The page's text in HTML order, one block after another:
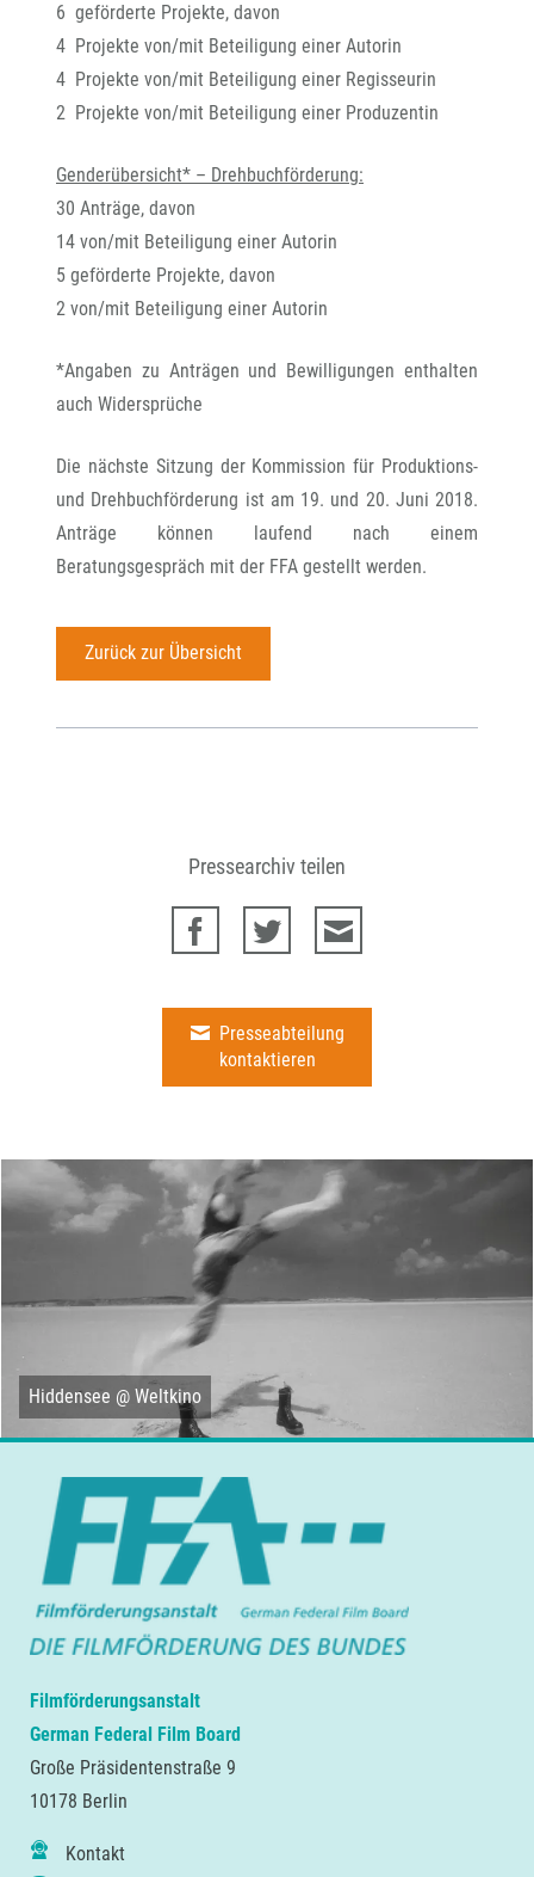
6 geförderte Projekte, davon
4 Projekte von/mit Beteiligung einer Autorin
4 Projekte von/mit Beteiligung einer Regisseurin
2 Projekte von/mit Beteiligung einer Produzentin
Genderübersicht* – Drehbuchförderung:
30 Anträge, davon
14 von/mit Beteiligung einer Autorin
5 geförderte Projekte, davon
2 von/mit Beteiligung einer Autorin
*Angaben zu Anträgen und Bewilligungen enthalten
auch Widersprüche
Die nächste Sitzung der Kommission für Produktions-
und Drehbuchförderung ist am 19. und 20. Juni 2018.
Anträge können laufend nach einem
Beratungsgespräch mit der FFA gestellt werden.
Zurück zur Übersicht
Pressearchiv teilen
Presseabteilung
kontaktieren
Hiddensee @ Weltkino
Filmförderungsanstalt
German Federal Film Board
Große Präsidentenstraße 9
10178 Berlin
Kontakt